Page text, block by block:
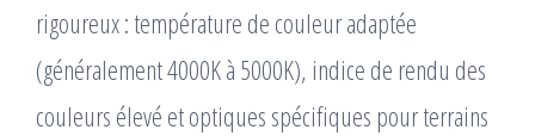
rigoureux : température de couleur adaptée
(généralement 4000K à 5000K), indice de rendu des
couleurs élevé et optiques spécifiques pour terrains